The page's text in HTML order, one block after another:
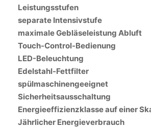
Leistungsstufen
separate Intensivstufe
maximale Gebläseleistung Abluft
Touch-Control-Bedienung
LED-Beleuchtung
Edelstahl-Fettfilter
spülmaschinengeeignet
Sicherheitsausschaltung
Energieeffizienzklasse auf einer
Jährlicher Energieverbrauch